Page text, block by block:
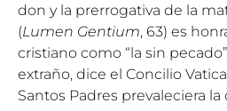
don y la prerrogativa de la
(Lumen Gentium, 63) es
cristiano como “la sin
extraño, dice el Concilio
Santos Padres prevaleciera